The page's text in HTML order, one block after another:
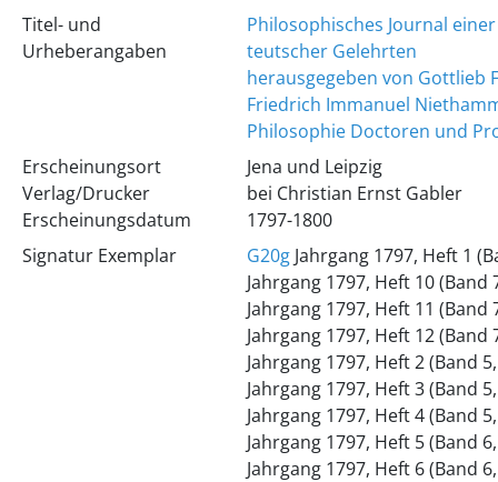
Titel- und
Urheberangaben
Philosophisches Journal
teutscher Gelehrten
herausgegeben von Gottlieb
Friedrich Immanuel
Philosophie Doctoren und
Erscheinungsort
Verlag/Drucker
Erscheinungsdatum
Jena und Leipzig
bei Christian Ernst Gabler
1797-1800
Signatur Exemplar
G20gJahrgang 1797, Heft 1
Jahrgang 1797, Heft 10
Jahrgang 1797, Heft 11 (Band
Jahrgang 1797, Heft 12 (Band
Jahrgang 1797, Heft 2 (Band
Jahrgang 1797, Heft 3 (Band
Jahrgang 1797, Heft 4 (Band
Jahrgang 1797, Heft 5 (Band
Jahrgang 1797, Heft 6 (Band